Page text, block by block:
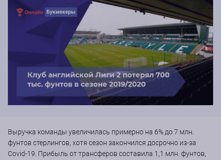
Выручка команды увеличилась примерно на 6% до 7 млн.
фунтов стерлингов, хотя сезон закончился досрочно из-за
Covid-19. Прибыль от трансферов составила 1,1 млн. фунтов,